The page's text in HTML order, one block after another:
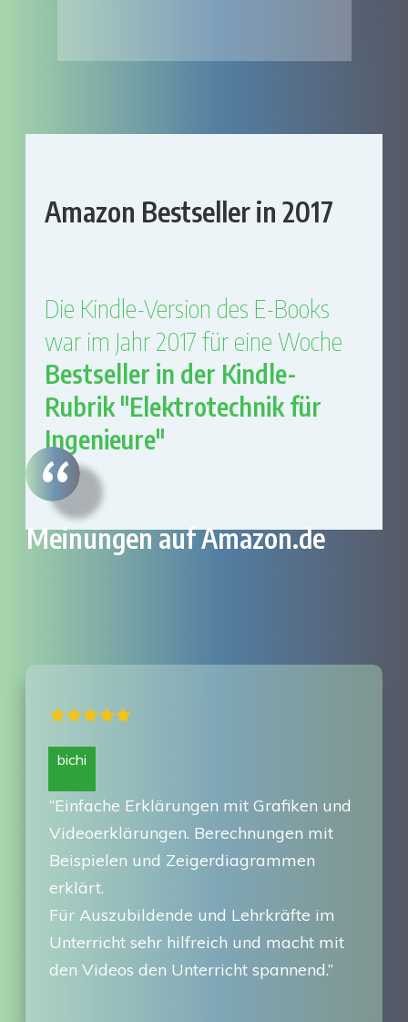
Amazon Bestseller in 2017
Die Kindle-Version des E-Books
war im Jahr 2017 für eine Woche
Bestseller in der Kindle-
Rubrik "Elektrotechnik für
Ingenieure"
“
Meinungen auf Amazon.de
bichi
“Einfache Erklärungen mit Grafiken und
Videoerklärungen. Berechnungen mit
Beispielen und Zeigerdiagrammen
erklärt.
Für Auszubildende und Lehrkräfte im
Unterricht sehr hilfreich und macht mit
den Videos den Unterricht spannend.”